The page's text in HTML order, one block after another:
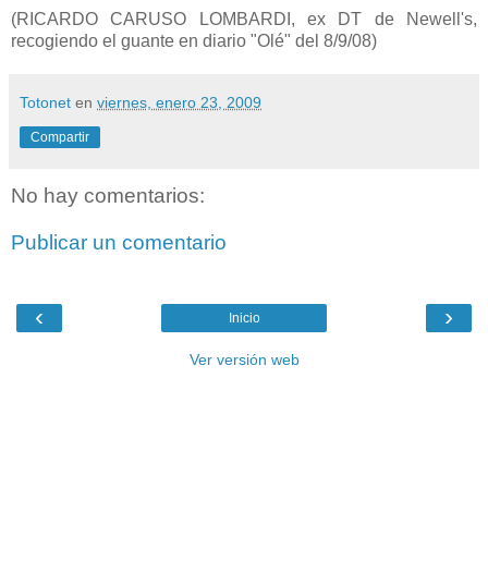
(RICARDO CARUSO LOMBARDI, ex DT de Newell's,
recogiendo el guante en diario "Olé" del 8/9/08)
Totonet en viernes, enero 23, 2009
Compartir
No hay comentarios:
Publicar un comentario
‹ ›
Inicio
Ver versión web